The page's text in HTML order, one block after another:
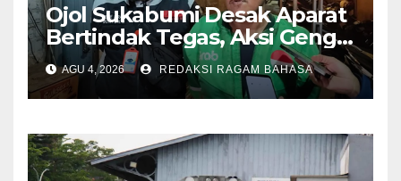
Ojol Sukabumi Desak Aparat
Bertindak Tegas, Aksi Geng
Motor Dinilai Semakin
Mengancam Keselamatan
AGU 4, 2026 REDAKSI RAGAM BAHASA